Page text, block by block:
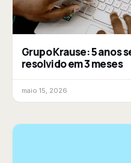
Grupo Krause: 5 anos
resolvido em 3 meses
maio 15, 2026